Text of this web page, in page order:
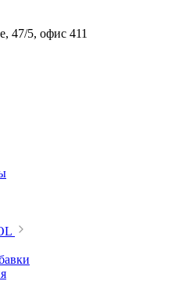
47/5, офис 411